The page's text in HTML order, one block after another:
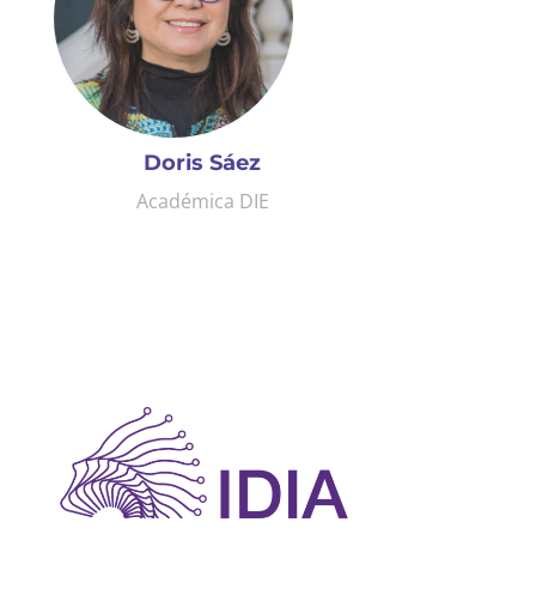
Doris Sáez
Académica DIE